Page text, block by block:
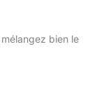
bien le